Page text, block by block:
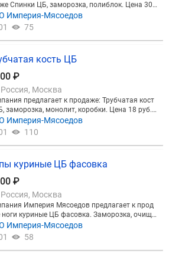
Спинки ЦБ, заморозка, полиблок. Цена 30
Отгружаем от 20 тонн. Безнал, НДС, Мерку
Отгрузка со склада в Москве и области
Империя-Мясоедов
75
кость ЦБ
₽
Россия, Москва
предлагает к продаже: Трубчатая кост
заморозка, монолит, коробки. Цена 18 руб.
Минимальный объём покупки от 10 тонн. Са
со склада в Москве.
Империя-Мясоедов
110
куриные ЦБ фасовка
₽
Россия, Москва
Империя Мясоедов предлагает к прод
куриные ЦБ фасовка. Заморозка, очище
без жёлтой кожи, фасовка по 1 кг, в коробке
Коробка 12 кг. Отгрузка от 20 тонн. Ц
с Брянска или доставка транспортной
Империя-Мясоедов
58